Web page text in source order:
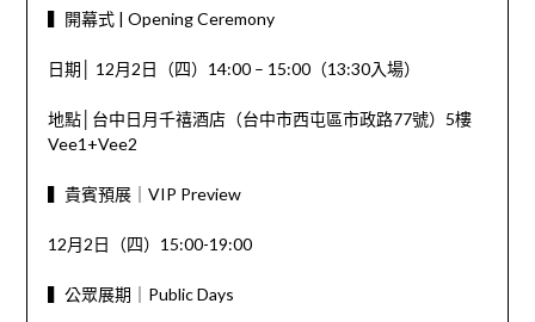
▍開幕式 | Opening Ceremony
日期│ 12月2日（四）14:00 – 15:00（13:30入場）
地點│台中日月千禧酒店（台中市西屯區市政路77號）5樓
Vee1+Vee2
▍貴賓預展｜VIP Preview
12月2日（四）15:00-19:00
▍公眾展期｜Public Days